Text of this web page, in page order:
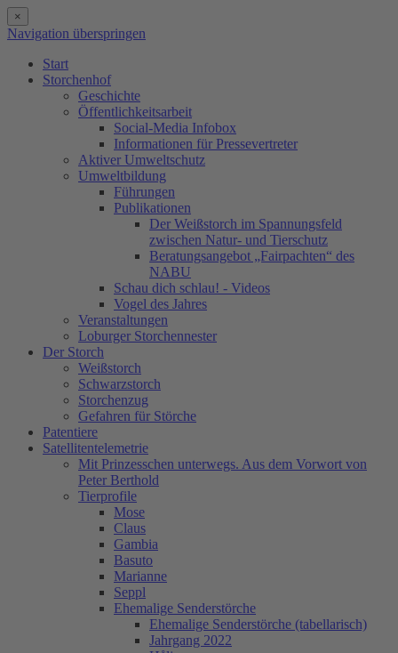
×
Navigation überspringen
Start
Storchenhof
Geschichte
Öffentlichkeitsarbeit
Social-Media Infobox
Informationen für Pressevertreter
Aktiver Umweltschutz
Umweltbildung
Führungen
Publikationen
Der Weißstorch im Spannungsfeld
zwischen Natur- und Tierschutz
Beratungsangebot „Fairpachten“ des
NABU
Schau dich schlau! - Videos
Vogel des Jahres
Veranstaltungen
Loburger Storchennester
Der Storch
Weißstorch
Schwarzstorch
Storchenzug
Gefahren für Störche
Patentiere
Satellitentelemetrie
Mit Prinzesschen unterwegs. Aus dem Vorwort von
Peter Berthold
Tierprofile
Mose
Claus
Gambia
Basuto
Marianne
Seppl
Ehemalige Senderstörche
Ehemalige Senderstörche (tabellarisch)
Jahrgang 2022